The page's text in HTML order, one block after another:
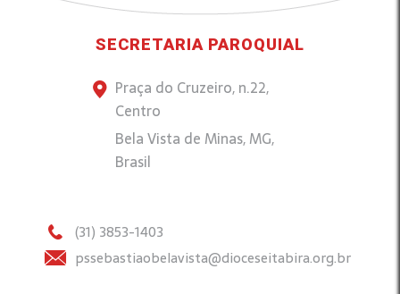
SECRETARIA PAROQUIAL
Praça do Cruzeiro, n.22,
Centro
Bela Vista de Minas, MG,
Brasil
(31) 3853-1403
pssebastiaobelavista@dioceseitabira.org.br